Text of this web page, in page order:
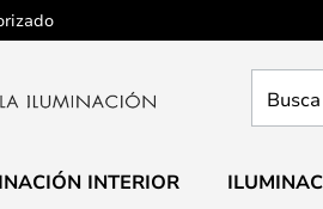
aquí
INTERIOR